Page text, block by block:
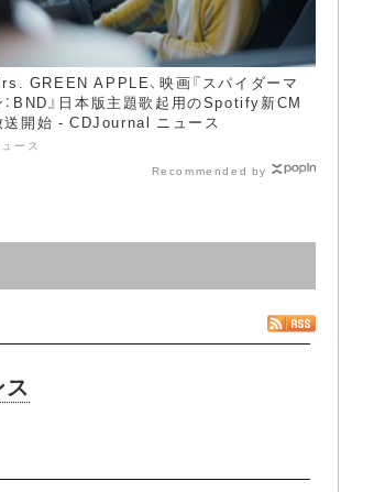
GREEN APPLE、映画『スパイダーマ
：BND』日本版主題歌起用のSpotify新CM
送開始 - CDJournal ニュース
ース
Recommended by